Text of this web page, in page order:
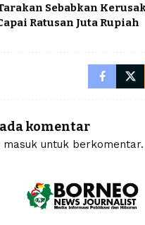
Sebabkan
Ratusan Juta Rupiah
komentar
masuk untuk berkomentar.